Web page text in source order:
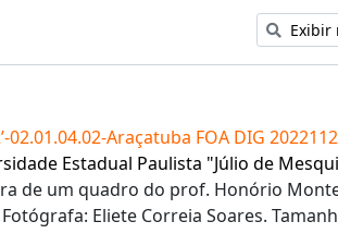
Exibir
02.01.04.02-Araçatuba FOA DIG
Estadual Paulista "Júlio de
de um quadro do prof. Honório
Eliete Correia Soares.